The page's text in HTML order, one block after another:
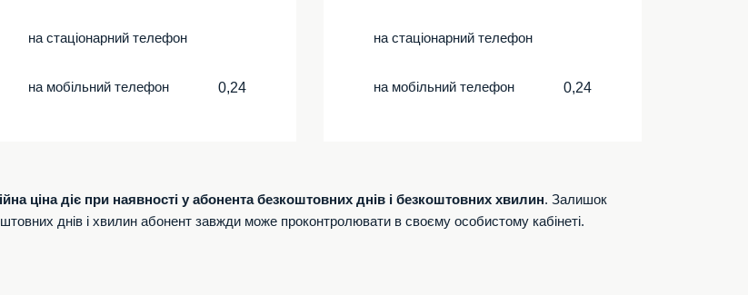
на стаціонарний телефон
на мобільний телефон 0,24
на стаціонарний телефон
на мобільний телефон 0,24
ціна діє при наявності у абонента безкоштовних днів і безкоштовних хвилин. Залишок
днів і хвилин абонент завжди може проконтролювати в своєму особистому кабінеті.